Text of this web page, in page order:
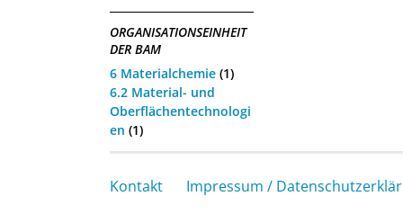
ORGANISATIONSEINHEIT
DER BAM
6 Materialchemie (1)
6.2 Material- und
Oberflächentechnologi
en (1)
Kontakt Impressum /